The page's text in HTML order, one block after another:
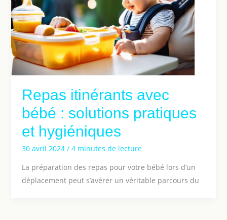
Repas itinérants avec
bébé : solutions pratiques
et hygiéniques
30 avril 2024 / 4 minutes de lecture
La préparation des repas pour votre bébé lors d’un
déplacement peut s’avérer un véritable parcours du